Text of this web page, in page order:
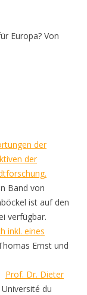
Europa? Von
der
der
Band von
ist auf den
verfügbar.
inkl. eines
Ernst und
Prof. Dr. Dieter
du